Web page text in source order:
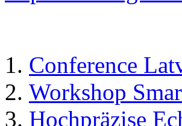
Conference
Workshop
Hochpräzise